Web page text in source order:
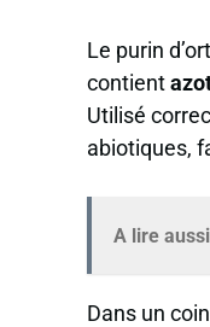
Le purin
contient
Utilisé
abiotiques,
A lire aussi
Dans un